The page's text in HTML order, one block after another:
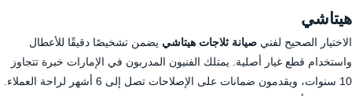
هيتاشي
الاختيار الصحيح لفني صيانة ثلاجات هيتاشي يضمن تشخيصًا دقيقًا للأعطال
واستخدام قطع غيار أصلية. يمتلك الفنيون المدربون في الإمارات خبرة تتجاوز
10 سنوات، ويقدمون ضمانات على الإصلاحات تصل إلى 6 أشهر لراحة العملاء.